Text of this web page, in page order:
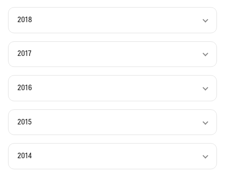
2018
2017
2016
2015
2014